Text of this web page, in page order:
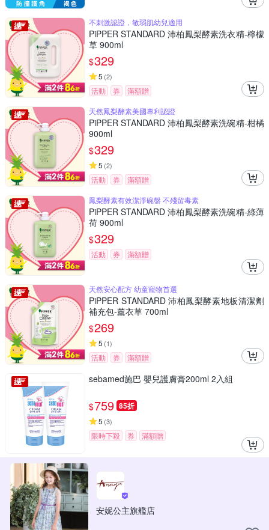
不刺激認證，敏弱肌幼兒適用
PiPPER STANDARD 沛柏鳳梨酵素洗衣精-檸檬
草 900ml
$329
5 (2)
活動 券
滿額贈
天然鳳梨酵素美國專利認證
PiPPER STANDARD 沛柏鳳梨酵素洗碗精-柑橘
900ml
$329
5 (2)
活動 券
滿額贈
鳳梨酵素有效潔淨碗盤 不殘留毒素
PiPPER STANDARD 沛柏鳳梨酵素洗碗精-綠薄
荷 900ml
$329
活動 券 滿額贈
天然安心配方 幼童寵物首選
PiPPER STANDARD 沛柏鳳梨酵素地板清潔劑
補充包-薰衣草 700ml
$269
5 (1)
活動 券 滿額贈
sebamed施巴 嬰兒護膚膏200ml 2入組
$759 85折
5 (3)
限時下殺 券 滿額贈
安妮公主旗艦店